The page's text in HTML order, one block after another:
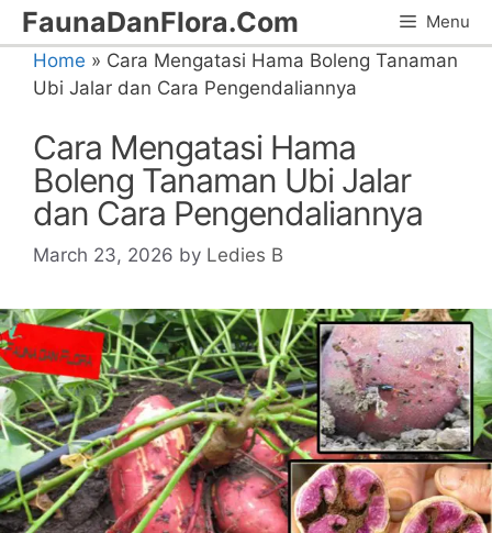
Skip
to
content
FaunaDanFlora.Com Menu
Home » Cara Mengatasi Hama Boleng Tanaman
Ubi Jalar dan Cara Pengendaliannya
Cara Mengatasi Hama
Boleng Tanaman Ubi Jalar
dan Cara Pengendaliannya
March 23, 2026 by Ledies B